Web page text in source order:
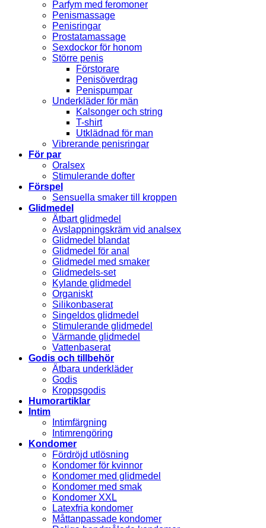
Parfym med feromoner
Penismassage
Penisringar
Prostatamassage
Sexdockor för honom
Större penis
Förstorare
Penisöverdrag
Penispumpar
Underkläder för män
Kalsonger och string
T-shirt
Utklädnad för man
Vibrerande penisringar
För par
Oralsex
Stimulerande dofter
Förspel
Sensuella smaker till kroppen
Glidmedel
Ätbart glidmedel
Avslappningskräm vid analsex
Glidmedel blandat
Glidmedel för anal
Glidmedel med smaker
Glidmedels-set
Kylande glidmedel
Organiskt
Silikonbaserat
Singeldos glidmedel
Stimulerande glidmedel
Värmande glidmedel
Vattenbaserat
Godis och tillbehör
Ätbara underkläder
Godis
Kroppsgodis
Humorartiklar
Intim
Intimfärgning
Intimrengöring
Kondomer
Fördröjd utlösning
Kondomer för kvinnor
Kondomer med glidmedel
Kondomer med smak
Kondomer XXL
Latexfria kondomer
Måttanpassade kondomer